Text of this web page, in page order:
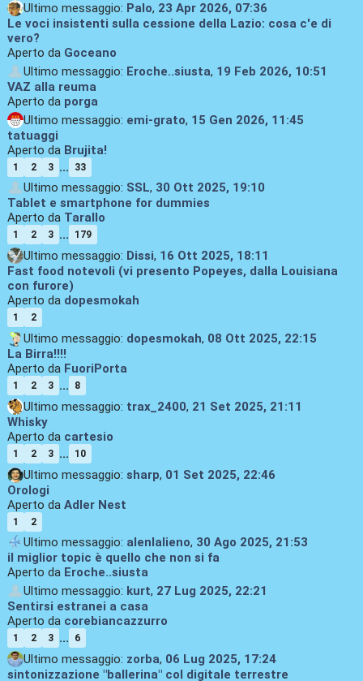
Ultimo messaggio: Palo, 23 Apr 2026, 07:36
Le voci insistenti sulla cessione della Lazio: cosa c'e di
vero?
Aperto da Goceano
Ultimo messaggio: Eroche..siusta, 19 Feb 2026, 10:51
VAZ alla reuma
Aperto da porga
Ultimo messaggio: emi-grato, 15 Gen 2026, 11:45
tatuaggi
Aperto da Brujita!
1 2 3 ... 33
Ultimo messaggio: SSL, 30 Ott 2025, 19:10
Tablet e smartphone for dummies
Aperto da Tarallo
1 2 3 ... 179
Ultimo messaggio: Dissi, 16 Ott 2025, 18:11
Fast food notevoli (vi presento Popeyes, dalla Louisiana
con furore)
Aperto da dopesmokah
1 2
Ultimo messaggio: dopesmokah, 08 Ott 2025, 22:15
La Birra!!!!
Aperto da FuoriPorta
1 2 3 ... 8
Ultimo messaggio: trax_2400, 21 Set 2025, 21:11
Whisky
Aperto da cartesio
1 2 3 ... 10
Ultimo messaggio: sharp, 01 Set 2025, 22:46
Orologi
Aperto da Adler Nest
1 2
Ultimo messaggio: alenlalieno, 30 Ago 2025, 21:53
il miglior topic è quello che non si fa
Aperto da Eroche..siusta
Ultimo messaggio: kurt, 27 Lug 2025, 22:21
Sentirsi estranei a casa
Aperto da corebiancazzurro
1 2 3 ... 6
Ultimo messaggio: zorba, 06 Lug 2025, 17:24
sintonizzazione "ballerina" col digitale terrestre